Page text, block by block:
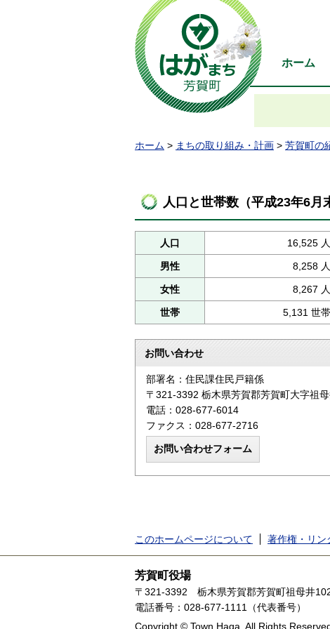
ホーム
ホーム > まちの取り組み・計画 > 芳賀町の
人口と世帯数（平成23年6月
人口 16,525 人
男性 8,258 人
女性 8,267 人
世帯 5,131 世帯
お問い合わせ
部署名：住民課住民戸籍係
〒321-3392 栃木県芳賀郡芳賀町大字祖
電話：028-677-6014
ファクス：028-677-2716
このホームページについて 著作権・リン
芳賀町役場
〒321-3392
栃木県芳賀郡芳賀町祖母井
電話番号：028-677-1111（代表番号）
Copyright © Town Haga. All Rights